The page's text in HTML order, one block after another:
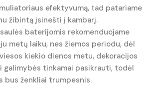
efektyvumą, tad patariame
žibintą įsinešti į kambarį.
baterijomis rekomenduojame
metų laiku, nes žiemos periodu, dėl
kiekio dienos metu, dekoracijos
galimybės tinkamai pasikrauti, todėl
bus ženkliai trumpesnis.